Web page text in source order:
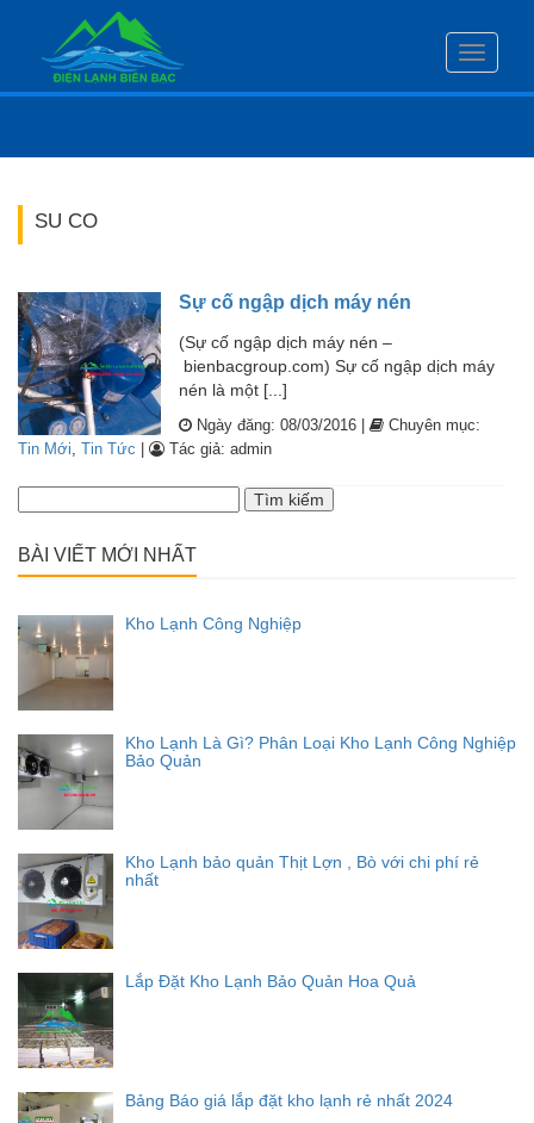
Toggle
SU CO
Sự cố ngập dịch máy nén
(Sự cố ngập dịch máy nén –
bienbacgroup.com) Sự cố ngập dịch máy
nén là một [...]
Ngày đăng: 08/03/2016 |
Chuyên mục:
Tin Mới, Tin Tức Tác giả: admin
kiếm
BÀI VIẾT MỚI NHẤT
Kho Lạnh Công Nghiệp
Kho Lạnh Là Gì? Phân Loại Kho Lạnh Công Nghiệp
Bảo Quản
Kho Lạnh bảo quản Thịt Lợn , Bò với chi phí rẻ
nhất
Lắp Đặt Kho Lạnh Bảo Quản Hoa Quả
Bảng Báo giá lắp đặt kho lạnh rẻ nhất 2024